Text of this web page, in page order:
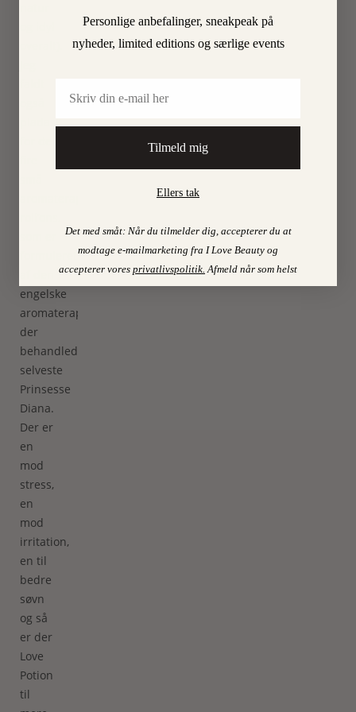
engelske
aromaterapeut,
der
behandlede
selveste
Prinsesse
Diana.
Der er
en
mod
stress,
en
mod
irritation,
en til
bedre
søvn
og så
er der
Love
Potion
til
Personlige anbefalinger, sneakpeak på
nyheder, limited editions og særlige events
Tilmeld mig
Ellers tak
Det med småt: Når du tilmelder dig, accepterer du at
modtage e-mailmarketing fra I Love Beauty og
accepterer vores privatlivspolitik Afmeld når som helst